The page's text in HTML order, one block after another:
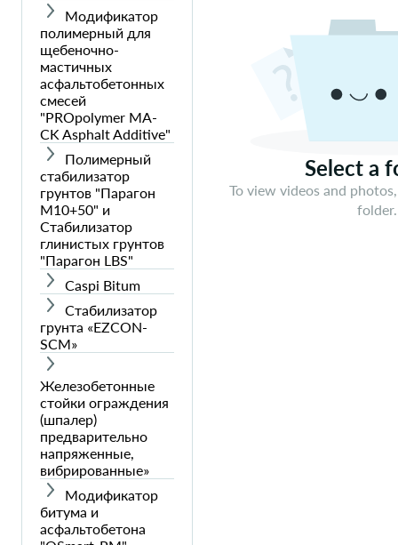
Модификатор
полимерный для
щебеночно-
мастичных
асфальтобетонных
смесей
"PROpolymer MA-
CK Asphalt Additive"
Полимерный
стабилизатор
грунтов "Парагон
М10+50" и
Стабилизатор
глинистых грунтов
"Парагон LBS"
Caspi Bitum
Стабилизатор
грунта «EZCON-
SCM»
Железобетонные
стойки ограждения
(шпалер)
предварительно
напряженные,
вибрированные»
Модификатор
битума и
асфальтобетона
Select a
To view videos and
folder.